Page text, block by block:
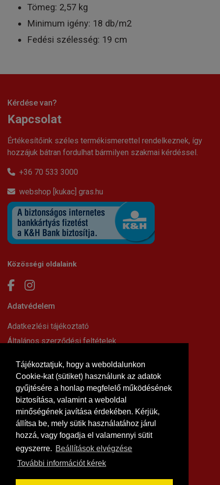
Tájékoztatjuk, hogy a weboldalunkon
Cookie-kat (sütiket) használunk az adatok
gyűjtésére a honlap megfelelő működésének
biztosítása, valamint a weboldal
minőségének javítása érdekében. Kérjük,
állítsa be, mely sütik használatához járul
hozzá, vagy fogadja el valamennyi sütit
egyszerre. Beállítások elvégzése
További információt kérek
Tömeg: 2,57 kg
Minimum igény: 18 db/m2
Fedési szélesség: 19 cm
Kérdése van?
Kapcsolat
Értékesítőink széles termékismerettel rendelkeznek, így
hozzájuk bátran fordulhat bármilyen szakmai kérdéssel.
+36 70 533 3000
webshop [kukac] gras.hu
Közösségi oldalaink
Adatvédelem
Adatkezlési tájékoztató
Általános szerződési feltételek
Impresszum
Süti beállítások
Információk
Hírek, cikkek
Kapcsolat
Letölthető dokumentumok
Rólunk